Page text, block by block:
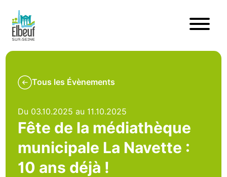
Tous les Évènements
Du 03.10.2025 au 11.10.2025
Fête de la médiathèque
municipale La Navette :
10 ans déjà !